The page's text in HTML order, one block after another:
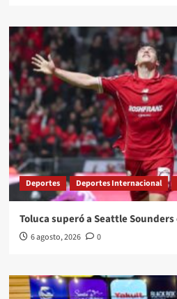
Deportes Deportes Internacional
Toluca superó a Seattle
6 agosto, 2026 0